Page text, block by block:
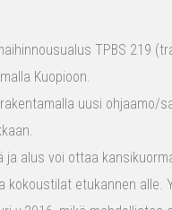
TPBS 219
Kuopioon.
uusi
ja alus voi ottaa
kokoustilat etukannen